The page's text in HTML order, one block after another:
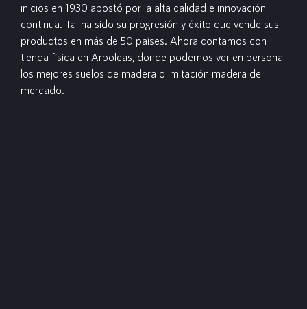
inicios en 1930 apostó por la alta calidad e innovación
continua. Tal ha sido su progresión y éxito que vende sus
productos en más de 50 países. Ahora contamos con
tienda física en Arboleas, donde podemos ver en persona
los mejores suelos de madera o imitación madera del
mercado.